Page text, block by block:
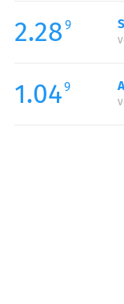
2.28 9
1.049